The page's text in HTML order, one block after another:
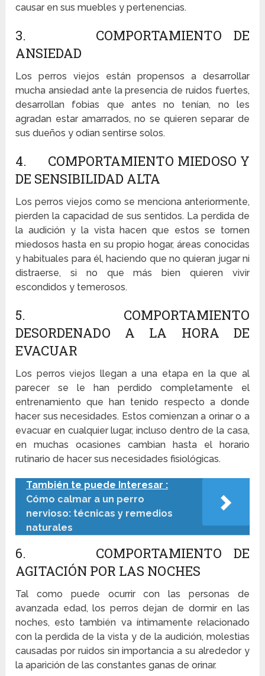
causar en sus muebles y pertenencias.
3. COMPORTAMIENTO DE
ANSIEDAD
Los perros viejos están propensos a desarrollar
mucha ansiedad ante la presencia de ruidos fuertes,
desarrollan fobias que antes no tenían, no les
agradan estar amarrados, no se quieren separar de
sus dueños y odian sentirse solos.
4. COMPORTAMIENTO MIEDOSO Y
DE SENSIBILIDAD ALTA
Los perros viejos como se menciona anteriormente,
pierden la capacidad de sus sentidos. La perdida de
la audición y la vista hacen que estos se tornen
miedosos hasta en su propio hogar, áreas conocidas
y habituales para él, haciendo que no quieran jugar ni
distraerse, si no que más bien quieren vivir
escondidos y temerosos.
5. COMPORTAMIENTO
DESORDENADO A LA HORA DE
EVACUAR
Los perros viejos llegan a una etapa en la que al
parecer se le han perdido completamente el
entrenamiento que han tenido respecto a donde
hacer sus necesidades. Estos comienzan a orinar o a
evacuar en cualquier lugar, incluso dentro de la casa,
en muchas ocasiones cambian hasta el horario
rutinario de hacer sus necesidades fisiológicas.
También te puede Interesar :
Cómo calmar a un perro
nervioso: técnicas y remedios
naturales
6. COMPORTAMIENTO DE
AGITACIÓN POR LAS NOCHES
Tal como puede ocurrir con las personas de
avanzada edad, los perros dejan de dormir en las
noches, esto también va íntimamente relacionado
con la perdida de la vista y de la audición, molestias
causadas por ruidos sin importancia a su alrededor y
la aparición de las constantes ganas de orinar.